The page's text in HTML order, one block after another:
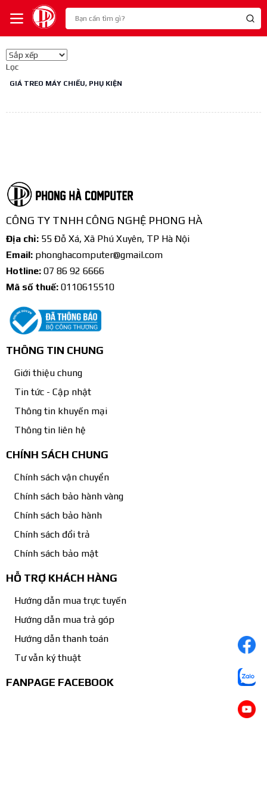
Lọc
GIÁ TREO MÁY CHIẾU, PHỤ KIỆN
CÔNG TY TNHH CÔNG NGHỆ PHONG HÀ
Địa chỉ: 55 Đỗ Xá, Xã Phú Xuyên, TP Hà Nội
Email: phonghacomputer@gmail.com
Hotline: 07 86 92 6666
Mã số thuế: 0110615510
THÔNG TIN CHUNG
Giới thiệu chung
Tin tức - Cập nhật
Thông tin khuyến mại
Thông tin liên hệ
CHÍNH SÁCH CHUNG
Chính sách vận chuyển
Chính sách bảo hành vàng
Chính sách bảo hành
Chính sách đổi trả
Chính sách bảo mật
HỖ TRỢ KHÁCH HÀNG
Hướng dẫn mua trực tuyến
Hướng dẫn mua trả góp
Hướng dẫn thanh toán
Tư vẫn ký thuật
FANPAGE FACEBOOK